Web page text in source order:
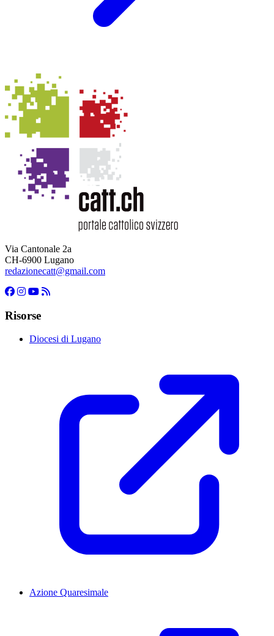
Via Cantonale 2a
CH-6900 Lugano
redazionecatt@gmail.com
Risorse
Diocesi di Lugano
Azione Quaresimale